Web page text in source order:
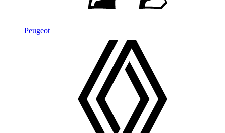
Peugeot